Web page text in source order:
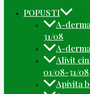
POPUSTI
A-
31/08
A-
Alivit
01/08-31/08
Apivita